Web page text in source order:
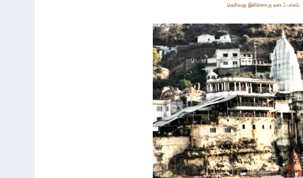
தெரிவது இன்னொரு நடைப் பாலம்